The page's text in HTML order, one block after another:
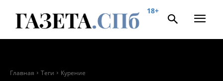
18+
Главная Теги Курение